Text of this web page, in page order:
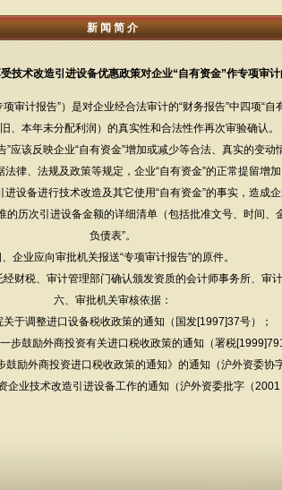
新闻简介
技术改造引进设备优惠政策对企业“自有资金”作专项审
审计报告”）是对企业经合法审计的“财务报告”中四项“
、本年未分配利润）的真实性和合法性作再次审验确认。
”应该反映企业“自有资金”增加或减少等合法、真实的变动
法律、法规及政策等规定，企业“自有资金”的正常提留增加
设备进行技术改造及其它使用“自有资金”的事实，造成企
的历次引进设备金额的详细清单（包括批准文号、时间、
负债表”。
、企业应向审批机关报送“专项审计报告”的原件。
经财税、审计管理部门确认颁发资质的会计师事务所、审计
六、审批机关审核依据：
关于调整进口设备税收政策的通知（国发[1997]37号）；
步鼓励外商投资有关进口税收政策的通知（署税
励外商投资进口税收政策的通知》的通知（沪外资委协
企业技术改造引进设备工作的通知（沪外资委批字（2001